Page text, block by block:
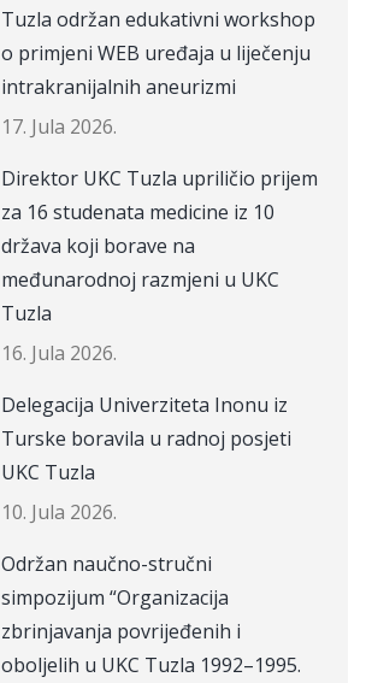
Tuzla održan edukativni workshop
o primjeni WEB uređaja u liječenju
intrakranijalnih aneurizmi
17. Jula 2026.
Direktor UKC Tuzla upriličio prijem
za 16 studenata medicine iz 10
država koji borave na
međunarodnoj razmjeni u UKC
Tuzla
16. Jula 2026.
Delegacija Univerziteta Inonu iz
Turske boravila u radnoj posjeti
UKC Tuzla
10. Jula 2026.
Održan naučno-stručni
simpozijum “Organizacija
zbrinjavanja povrijeđenih i
oboljelih u UKC Tuzla 1992–1995.